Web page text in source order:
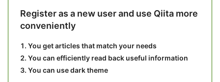
Register as a new user and use Qiita more
conveniently
You get articles that match your needs
You can efficiently read back useful information
You can use dark theme